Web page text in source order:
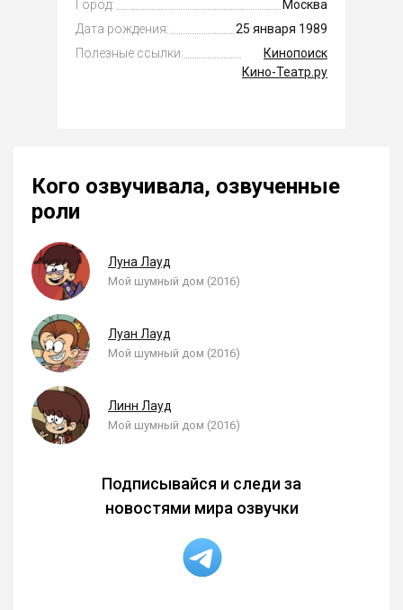
Город:
Москва
Дата рождения:
25 января 1989
Полезные ссылки:
Кинопоиск
Кино-Театр.ру
Кого озвучивала, озвученные
роли
Луна Лауд
Мой шумный дом (2016)
Луан Лауд
Мой шумный дом (2016)
Линн Лауд
Мой шумный дом (2016)
Подписывайся и следи за
новостями мира озвучки